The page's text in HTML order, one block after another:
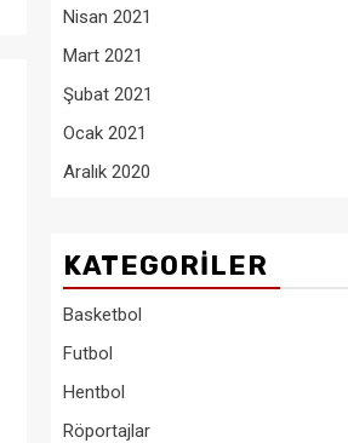
Nisan 2021
Mart 2021
Şubat 2021
Ocak 2021
Aralık 2020
KATEGORILER
Basketbol
Futbol
Hentbol
Röportajlar